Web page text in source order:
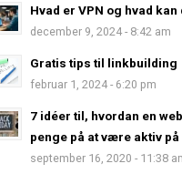
Hvad er VPN og hvad
december 9, 2024 - 8:42 am
Gratis tips til linkbuilding
februar 1, 2024 - 6:20 pm
7 idéer til, hvordan en
penge på at være aktiv
september 16, 2020 - 11:38